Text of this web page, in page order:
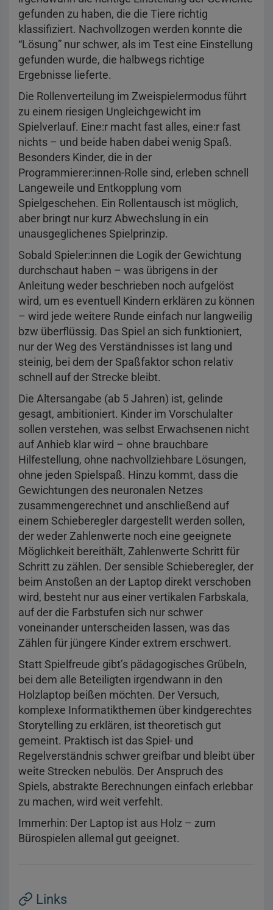
gefunden zu haben, die die Tiere richtig
klassifiziert. Nachvollzogen werden konnte die
“Lösung” nur schwer, als im Test eine Einstellung
gefunden wurde, die halbwegs richtige
Ergebnisse lieferte.
Die Rollenverteilung im Zweispielermodus führt
zu einem riesigen Ungleichgewicht im
Spielverlauf. Eine:r macht fast alles, eine:r fast
nichts – und beide haben dabei wenig Spaß.
Besonders Kinder, die in der
Programmierer:innen-Rolle sind, erleben schnell
Langeweile und Entkopplung vom
Spielgeschehen. Ein Rollentausch ist möglich,
aber bringt nur kurz Abwechslung in ein
unausgeglichenes Spielprinzip.
Sobald Spieler:innen die Logik der Gewichtung
durchschaut haben – was übrigens in der
Anleitung weder beschrieben noch aufgelöst
wird, um es eventuell Kindern erklären zu können
– wird jede weitere Runde einfach nur langweilig
bzw überflüssig. Das Spiel an sich funktioniert,
nur der Weg des Verständnisses ist lang und
steinig, bei dem der Spaßfaktor schon relativ
schnell auf der Strecke bleibt.
Die Altersangabe (ab 5 Jahren) ist, gelinde
gesagt, ambitioniert. Kinder im Vorschulalter
sollen verstehen, was selbst Erwachsenen nicht
auf Anhieb klar wird – ohne brauchbare
Hilfestellung, ohne nachvollziehbare Lösungen,
ohne jeden Spielspaß. Hinzu kommt, dass die
Gewichtungen des neuronalen Netzes
zusammengerechnet und anschließend auf
einem Schieberegler dargestellt werden sollen,
der weder Zahlenwerte noch eine geeignete
Möglichkeit bereithält, Zahlenwerte Schritt für
Schritt zu zählen. Der sensible Schieberegler, der
beim Anstoßen an der Laptop direkt verschoben
wird, besteht nur aus einer vertikalen Farbskala,
auf der die Farbstufen sich nur schwer
voneinander unterscheiden lassen, was das
Zählen für jüngere Kinder extrem erschwert.
Statt Spielfreude gibt’s pädagogisches Grübeln,
bei dem alle Beteiligten irgendwann in den
Holzlaptop beißen möchten. Der Versuch,
komplexe Informatikthemen über kindgerechtes
Storytelling zu erklären, ist theoretisch gut
gemeint. Praktisch ist das Spiel- und
Regelverständnis schwer greifbar und bleibt über
weite Strecken nebulös. Der Anspruch des
Spiels, abstrakte Berechnungen einfach erlebbar
zu machen, wird weit verfehlt.
Immerhin: Der Laptop ist aus Holz – zum
Bürospielen allemal gut geeignet.
Links